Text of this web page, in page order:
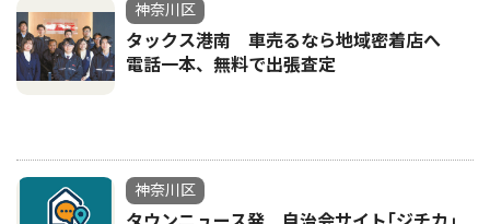
神奈川区
タックス港南 車売るなら地域密着店へ
電話一本、無料で出張査定
神奈川区